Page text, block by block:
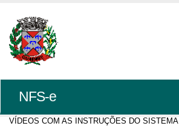
NFS-e
VÍDEOS COM AS INSTRUÇÕES DO SISTEMA